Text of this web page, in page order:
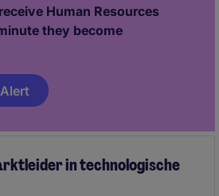
een uitstekende employee
Human Resources
they become
in technologische